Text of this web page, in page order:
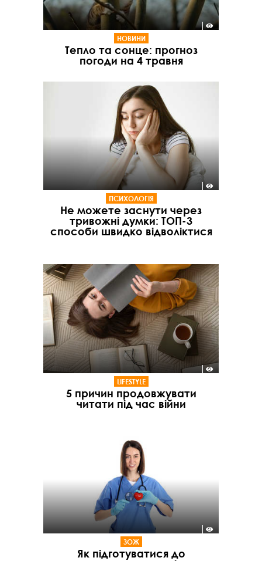
НОВИНИ
Тепло та сонце: прогноз
погоди на 4 травня
ПСИХОЛОГІЯ
Не можете заснути через
тривожні думки: ТОП-3
способи швидко відволіктися
LIFESTYLE
5 причин продовжувати
читати під час війни
ЗОЖ
Як підготуватися до